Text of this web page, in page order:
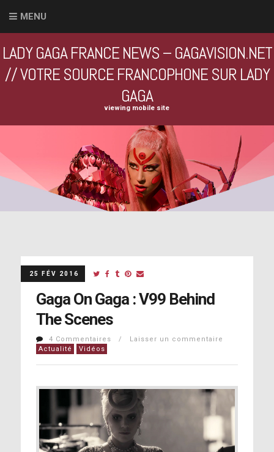
MENU
LADY GAGA FRANCE NEWS – GAGAVISION.NET
// VOTRE SOURCE FRANCOPHONE SUR LADY
GAGA
viewing mobile site
25 FÉV 2016
Gaga On Gaga : V99 Behind
The Scenes
4 Commentaires / Laisser un commentaire
Actualité
Vidéos